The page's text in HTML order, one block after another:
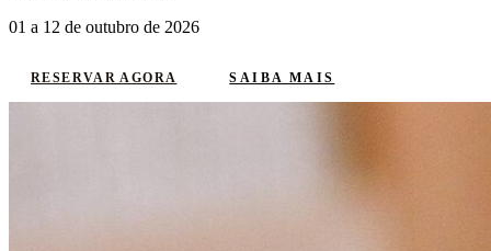
01 a 12 de outubro de 2026
RESERVAR AGORA SAIBA MAIS